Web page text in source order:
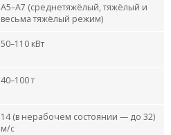
А5–А7 (среднетяжёлый, тяжёлый и
весьма тяжёлый режим)
50–110 кВт
40–100 т
14 (в нерабочем состоянии — до 32)
м/с